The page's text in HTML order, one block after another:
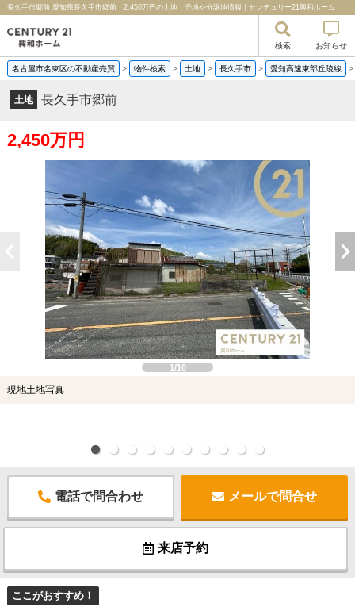
長久手市郷前 愛知県長久手市郷前｜2,450万円の土地｜売地や分譲地情報｜センチュリー21興和ホーム
検索 お知らせ
名古屋市名東区の不動産売買 > 物件検索 > 土地 > 長久手市 > 愛知高速東部丘陵線 >
土地 長久手市郷前
2,450万円
1/10
現地土地写真 -
電話で問合わせ メールで問合せ
来店予約
ここがおすすめ！